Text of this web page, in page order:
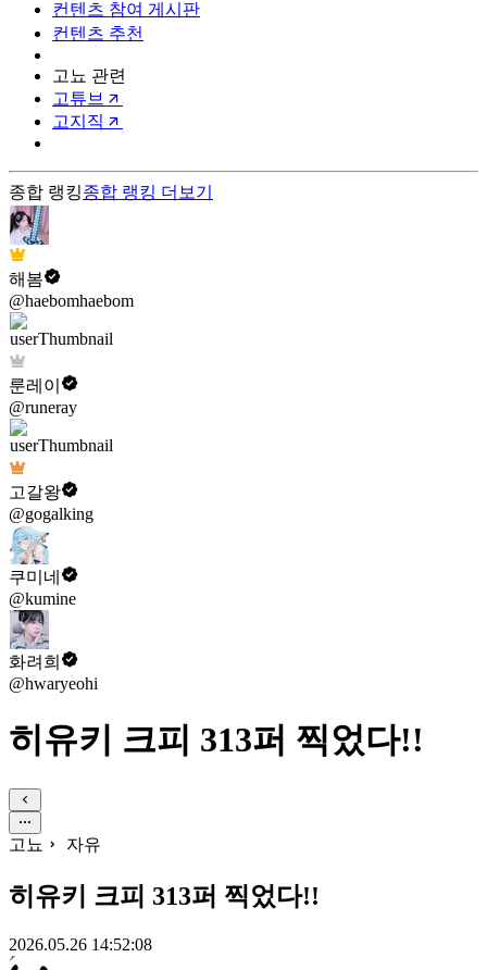
컨텐츠 참여 게시판
컨텐츠 추천
고뇨 관련
고튜브
고지직
종합 랭킹종합 랭킹 더보기
해봄
@haebomhaebom
룬레이
@runeray
고갈왕
@gogalking
쿠미네
@kumine
화려희
@hwaryeohi
히유키 크피 313퍼 찍었다!!
고뇨 자유
히유키 크피 313퍼 찍었다!!
2026.05.26 14:52:08